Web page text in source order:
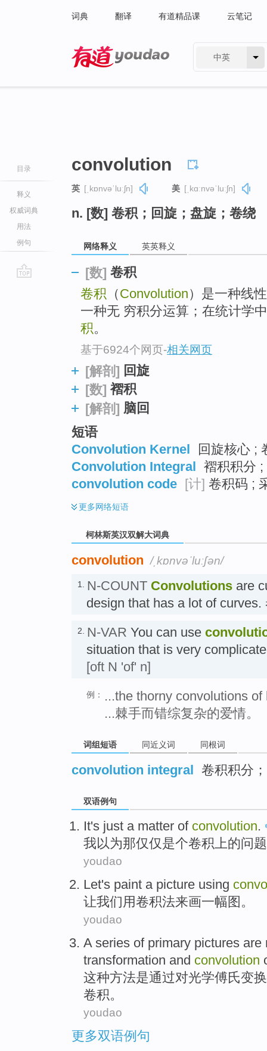
词典 翻译 有道精品课 云笔记
中英
目录
释义
权威词典
用法
例句
convolution
英 [ˌkɒnvəˈluːʃn] 美 [ˌkɑːnvəˈluːʃn]
n. [数] 卷积；回旋；盘旋；卷绕
网络释义 英英释义
[数] 卷积
卷积 （Convolution）是一种线
一种无 穷积分运算；在统计学
积。
基于6924个网页-相关网页
[解剖] 回旋
[数] 褶积
[解剖] 脑回
短语
Convolution Kernel
回旋核心 ;
Convolution Integral 褶积积分
convolution code [计] 卷积码 ;
更多网络短语
柯林斯英汉双解大词典
convolution /ˌkɒnvəˈluːʃən/
1. N-COUNT Convolutions are
design that has a lot of
2. N-VAR You can use
situation that is very
[oft N 'of' n]
例：
...the thorny convolutions of
...棘手而错综复杂的爱情。
词组短语 同近义词 同根词
convolution integral 卷积积分
双语例句
It's just a matter of convolution.
我以为那仅仅是个卷积上的问题
youdao
Let's paint a picture using
让我们用 卷积法来画一幅图 。
youdao
A series of primary pictures are
transformation and convolution
这种方法是通过对光学傅氏变换
卷积。
youdao
更多双语例句